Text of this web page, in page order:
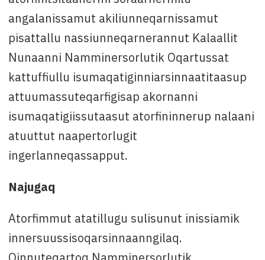
angalanissamut akiliunneqarnissamut
pisattallu nassiunneqarnerannut Kalaallit
Nunaanni Namminersorlutik Oqartussat
kattuffiullu isumaqatiginniarsinnaatitaasup
attuumassuteqarfigisap akornanni
isumaqatigiissutaasut atorfininnerup nalaani
atuuttut naapertorlugit
ingerlanneqassapput.
Najugaq
Atorfimmut atatillugu sulisunut inissiamik
innersuussisoqarsinnaanngilaq.